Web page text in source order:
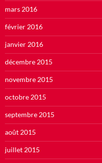
mars 2016
février 2016
janvier 2016
décembre 2015
novembre 2015
octobre 2015
septembre 2015
août 2015
juillet 2015